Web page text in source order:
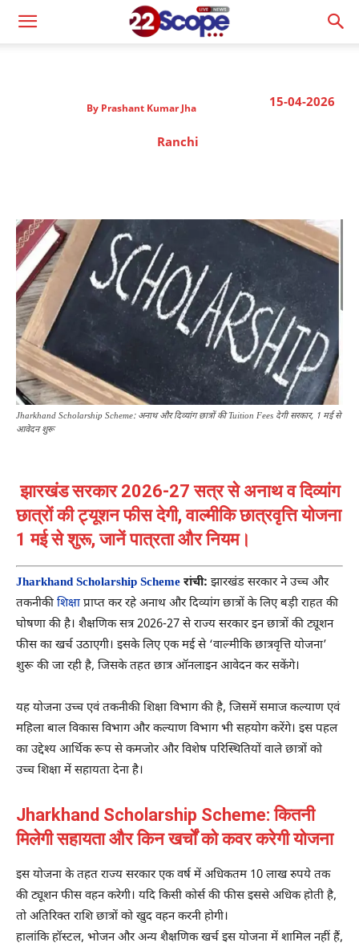
15-04-2026
By Prashant Kumar Jha
Ranchi
Jharkhand Scholarship Scheme: अनाथ और दिव्यांग छात्रों की Tuition Fees देगी सरकार, 1 मई से
आवेदन शुरू
झारखंड सरकार 2026-27 सत्र से अनाथ व दिव्यांग
छात्रों की ट्यूशन फीस देगी, वाल्मीकि छात्रवृत्ति योजना
1 मई से शुरू, जानें पात्रता और नियम।
Jharkhand Scholarship Scheme रांची: झारखंड सरकार ने उच्च और
तकनीकी शिक्षाप्राप्त कर रहे अनाथ और दिव्यांग छात्रों के लिए बड़ी राहत की
घोषणा की है। शैक्षणिक सत्र 2026-27 से राज्य सरकार इन छात्रों की ट्यूशन
फीस का खर्च उठाएगी। इसके लिए एक मई से ‘वाल्मीकि छात्रवृत्ति योजना’
शुरू की जा रही है, जिसके तहत छात्र ऑनलाइन आवेदन कर सकेंगे।
यह योजना उच्च एवं तकनीकी शिक्षा विभाग की है, जिसमें समाज कल्याण एवं
महिला बाल विकास विभाग और कल्याण विभाग भी सहयोग करेंगे। इस पहल
का उद्देश्य आर्थिक रूप से कमजोर और विशेष परिस्थितियों वाले छात्रों को
उच्च शिक्षा में सहायता देना है।
Jharkhand Scholarship Scheme: कितनी
मिलेगी सहायता और किन खर्चों को कवर करेगी योजना
इस योजना के तहत राज्य सरकार एक वर्ष में अधिकतम 10 लाख रुपये तक
की ट्यूशन फीस वहन करेगी। यदि किसी कोर्स की फीस इससे अधिक होती है,
तो अतिरिक्त राशि छात्रों को खुद वहन करनी होगी।
हालांकि हॉस्टल, भोजन और अन्य शैक्षणिक खर्च इस योजना में शामिल नहीं हैं,